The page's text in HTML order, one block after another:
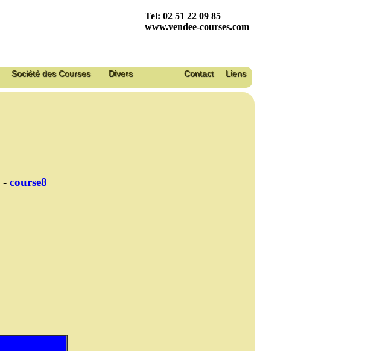
Tel: 02 51 22 09 85
www.vendee-courses.com
Société des Courses Divers Liens
Contact
- course8